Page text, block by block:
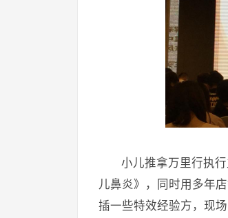
小儿推拿万里行执
儿鼻炎》，同时用多年
插一些特效经验方，现